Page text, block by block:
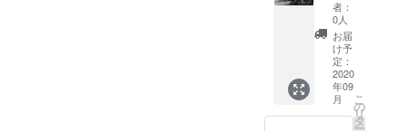
を発信
しま
す） ・
アー
ティス
トによ
るオー
ダー作
テッ
カー ・
EnoGG
特製
キーホ
ルダー
（数量
限定）
者：
0人
お届
け予
定：
2020
年09
月
こ
の
リ
タ